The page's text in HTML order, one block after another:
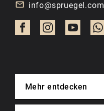
info@spruegel.com
Mehr entdecken